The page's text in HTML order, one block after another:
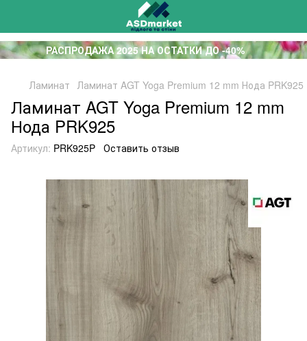
РАСПРОДАЖА 2025 НА ОСТАТКИ ДО -40%
Ламинат Ламинат AGT Yoga Premium 12 mm Нода PRK925
Ламинат AGT Yoga Premium 12 mm
Нода PRK925
Артикул: PRK925P Оставить отзыв